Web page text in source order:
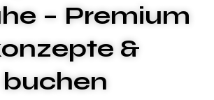
– Premium
&